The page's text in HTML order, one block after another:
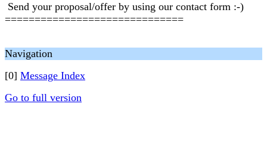
Send your proposal/offer by using our contact form :-)
==============================
Navigation
[0] Message Index
Go to full version